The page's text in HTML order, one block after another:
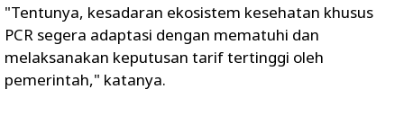
"Tentunya, kesadaran ekosistem kesehatan khusus
PCR segera adaptasi dengan mematuhi dan
melaksanakan keputusan tarif tertinggi oleh
pemerintah," katanya.